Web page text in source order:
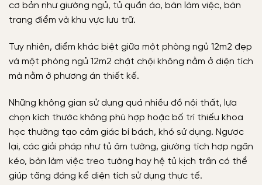
cơ bản như giường ngủ, tủ quần áo, bàn làm việc, bàn
trang điểm và khu vực lưu trữ.
Tuy nhiên, điểm khác biệt giữa một phòng ngủ 12m2 đẹp
và một phòng ngủ 12m2 chật chội không nằm ở diện tích
mà nằm ở phương án thiết kế.
Những không gian sử dụng quá nhiều đồ nội thất, lựa
chọn kích thước không phù hợp hoặc bố trí thiếu khoa
học thường tạo cảm giác bí bách, khó sử dụng. Ngược
lại, các giải pháp như tủ âm tường, giường tích hợp ngăn
kéo, bàn làm việc treo tường hay hệ tủ kịch trần có thể
giúp tăng đáng kể diện tích sử dụng thực tế.